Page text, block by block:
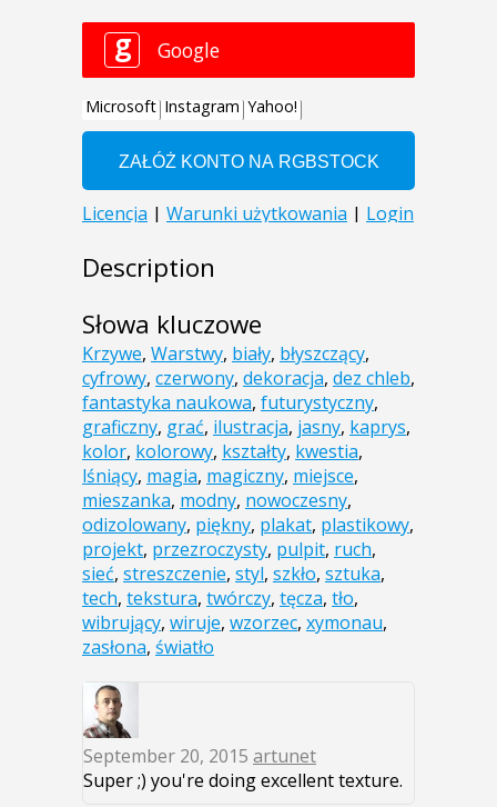
Description
Słowa kluczowe
Krzywe, Warstwy, biały, błyszczący,
cyfrowy, czerwony, dekoracja, dez chleb,
fantastyka naukowa, futurystyczny,
graficzny, grać, ilustracja, jasny, kaprys,
kolor, kolorowy, kształty, kwestia,
lśniący, magia, magiczny, miejsce,
mieszanka, modny, nowoczesny,
odizolowany, piękny, plakat, plastikowy,
projekt, przezroczysty, pulpit, ruch,
sieć, streszczenie, styl, szkło, sztuka,
tech, tekstura, twórczy, tęcza, tło,
wibrujący, wiruje, wzorzec, xymonau,
zasłona, światło
September 20, 2015 artunet
Super ;) you're doing excellent texture.